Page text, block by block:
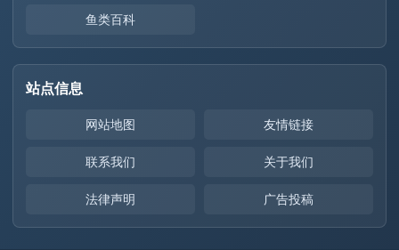
鱼类百科
站点信息
网站地图 友情链接
联系我们 关于我们
法律声明 广告投稿